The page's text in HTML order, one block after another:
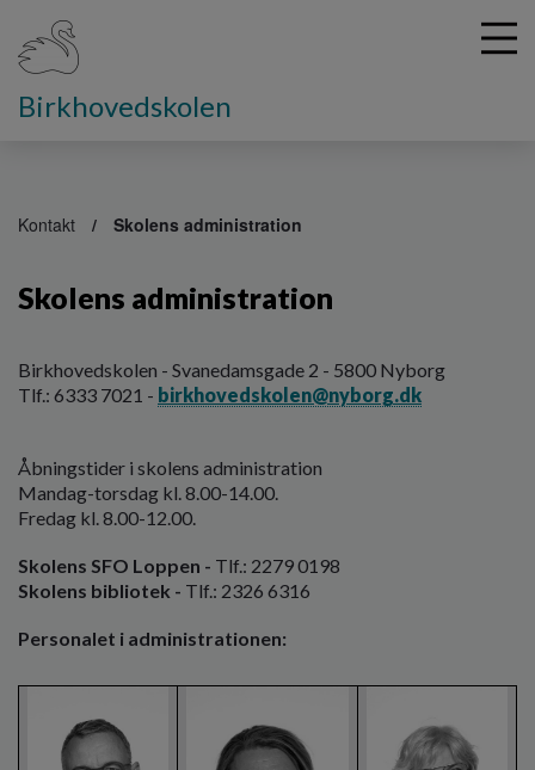
Birkhovedskolen
Kontakt Skolens administration
Skolens administration
Birkhovedskolen - Svanedamsgade 2 - 5800 Nyborg
Tlf.: 6333 7021 - birkhovedskolen@nyborg.dk
Åbningstider i skolens administration
Mandag-torsdag kl. 8.00-14.00.
Fredag kl. 8.00-12.00.
Skolens SFO Loppen - Tlf.: 2279 0198
Skolens bibliotek - Tlf.: 2326 6316
Personalet i administrationen: